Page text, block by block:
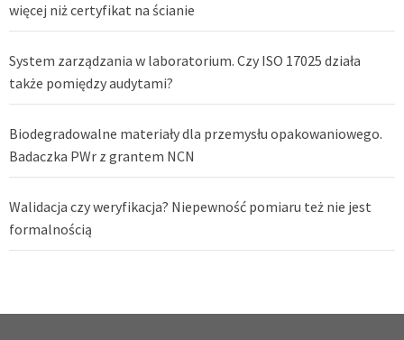
więcej niż certyfikat na ścianie
System zarządzania w laboratorium. Czy ISO 17025 działa
także pomiędzy audytami?
Biodegradowalne materiały dla przemysłu opakowaniowego.
Badaczka PWr z grantem NCN
Walidacja czy weryfikacja? Niepewność pomiaru też nie jest
formalnością